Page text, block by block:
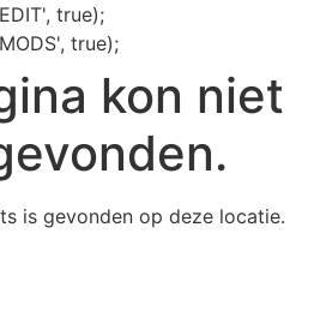
true);
true);
kon niet
is gevonden op deze locatie.